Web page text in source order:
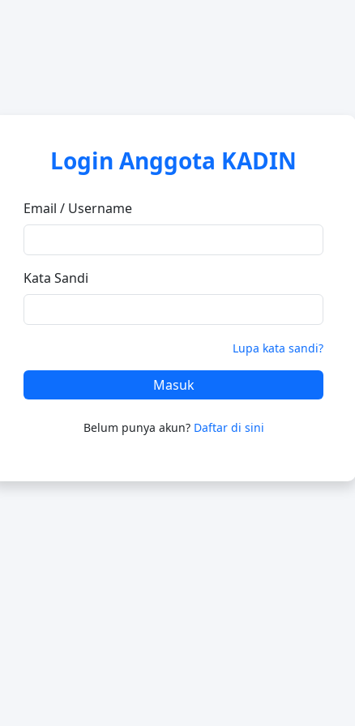
Login Anggota KADIN
Email / Username
Kata Sandi
Lupa kata sandi?
Masuk
Belum punya akun? Daftar di sini